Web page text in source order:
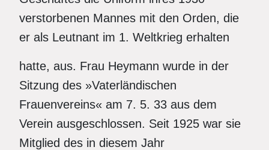
verstorbenen Mannes mit den Orden, die
er als Leutnant im 1. Weltkrieg erhalten
hatte, aus. Frau Heymann wurde in der
Sitzung des »Vaterländischen
Frauenvereins« am 7. 5. 33 aus dem
Verein ausgeschlossen. Seit 1925 war sie
Mitglied des in diesem Jahr